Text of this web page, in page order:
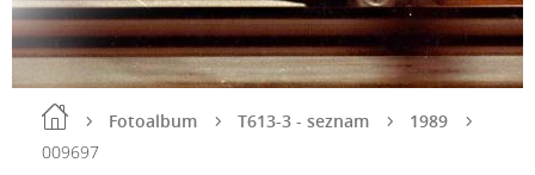
Fotoalbum T613-3 - seznam
1989
009697